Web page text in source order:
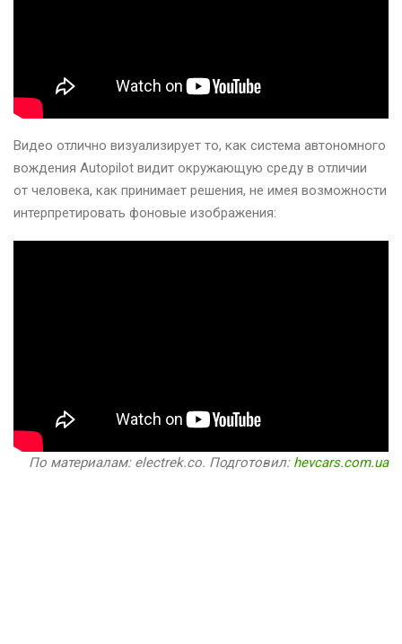
Видео отлично визуализирует то, как система автономного
вождения Autopilot видит окружающую среду в отличии
от человека, как принимает решения, не имея возможности
интерпретировать фоновые изображения:
По материалам: electrek.co. Подготовил: hevcars.com.ua